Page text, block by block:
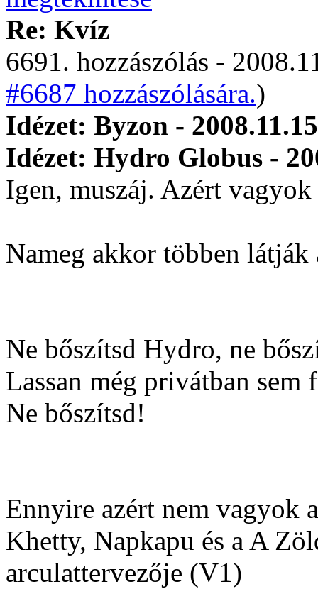
Re: Kvíz
6691. hozzászólás -
#6687 hozzászólására.)
Idézet: Byzon -
Idézet: Hydro Globus -
Igen, muszáj. Azért
Nameg akkor többen
Ne bőszítsd Hydro, ne
Lassan még privátban
Ne bőszítsd!
Ennyire azért nem vagyok
Khetty, Napkapu és a A
arculattervezője (V1)